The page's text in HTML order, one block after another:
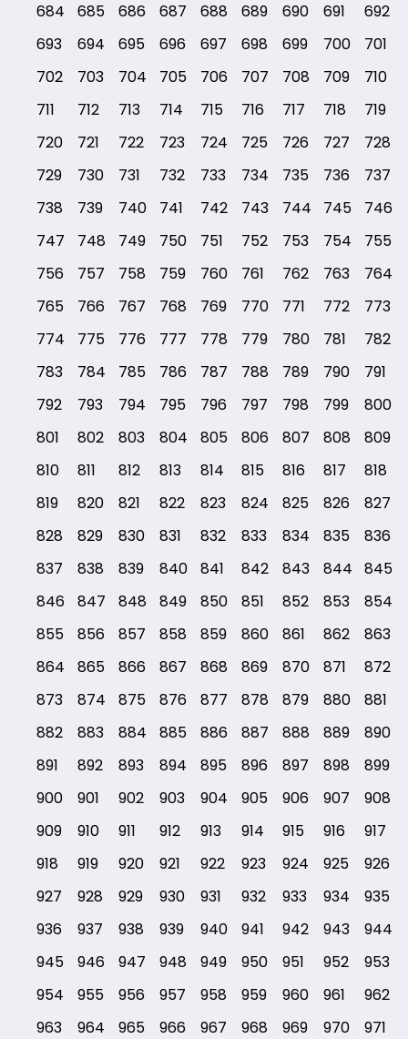
684 685 686 687 688 689 690 691
692
693
694 695 696 697 698 699 700
701
702
703 704 705 706 707 708 709
710
711
712 713 714 715 716 717 718
719
720
721 722 723 724 725 726 727
728
729
730 731 732 733 734 735 736
737
738
739 740 741 742 743 744 745
746
747
748 749 750 751 752 753 754
755
756
757 758 759 760 761 762 763
764
765
766 767 768 769 770 771 772
773
774
775 776 777 778 779 780 781
782
783
784 785 786 787 788 789 790
791
792
793 794 795 796 797 798 799
800
801
802 803 804 805 806 807 808
809
810
811 812 813 814 815 816 817
818
819
820 821 822 823 824 825 826
827
828
829 830 831 832 833 834 835
836
837
838 839 840 841 842 843 844
845
846
847 848 849 850 851 852 853
854
855
856 857 858 859 860 861 862
863
864
865 866 867 868 869 870 871
872
873
874 875 876 877 878 879 880
881
882
883 884 885 886 887 888 889
890
891
892 893 894 895 896 897 898
899
900
901 902 903 904 905 906 907
908
909
910 911 912 913 914 915 916
917
918
919 920 921 922 923 924 925
926
927
928 929 930 931 932 933 934
935
936
937 938 939 940 941 942 943
944
945
946 947 948 949 950 951 952
953
954
955 956 957 958 959 960 961
962
963
964 965 966 967 968 969 970
971